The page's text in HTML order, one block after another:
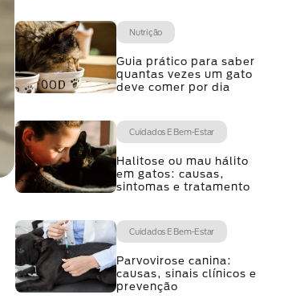
Nutrição
Guia prático para saber
quantas vezes um gato
deve comer por dia
Cuidados E Bem-Estar
Halitose ou mau hálito
em gatos: causas,
sintomas e tratamento
Cuidados E Bem-Estar
Parvovirose canina:
causas, sinais clínicos e
prevenção